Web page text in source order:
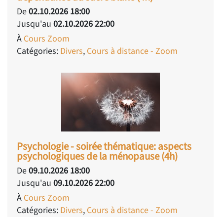
De02.10.2026 18:00
Jusqu'au 02.10.2026 22:00
À Cours Zoom
Catégories: Divers, Cours à distance - Zoom
Psychologie - soirée thématique: aspects
psychologiques de la ménopause (4h)
De09.10.2026 18:00
Jusqu'au 09.10.2026 22:00
À Cours Zoom
Catégories: Divers, Cours à distance - Zoom